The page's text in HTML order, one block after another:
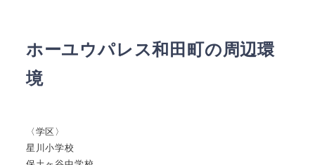
ホーユウパレス和田町の周辺環
境
〈学区〉
星川小学校